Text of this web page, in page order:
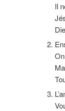
Il
2.
On
3.